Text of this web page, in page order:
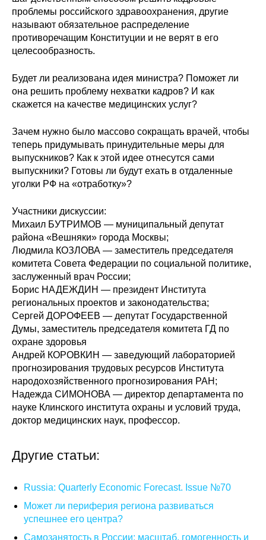
О совете
Квартальный прогноз
Оценка индекса промышленного
производства
Российская Система Климатического
Центр «Климатическая политика и
экономика России»
Образование и карьера
Кафедра МФТИ
Кафедра МАДИ
Аспирантура
Об аспирантуре
Поступление
Диссертационный совет
О совете
проблемы российского здравоохранения, другие
называют обязательное распределение
противоречащим Конституции и не верят в его
целесообразность.
Будет ли реализована идея министра? Поможет ли
она решить проблему нехватки кадров? И как
скажется на качестве медицинских услуг?
Зачем нужно было массово сокращать врачей, чтобы
теперь придумывать принудительные меры для
выпускников? Как к этой идее отнесутся сами
выпускники? Готовы ли будут ехать в отдаленные
уголки РФ на «отработку»?
Участники дискуссии:
Михаил БУТРИМОВ — муниципальный депутат
района «Вешняки» города Москвы;
Людмила КОЗЛОВА — заместитель председателя
комитета Совета Федерации по социальной политике,
заслуженный врач России;
Борис НАДЕЖДИН — президент Института
региональных проектов и законодательства;
Сергей ДОРОФЕЕВ — депутат Государственной
Думы, заместитель председателя комитета ГД по
охране здоровья
Андрей КОРОВКИН — заведующий лабораторией
прогнозирования трудовых ресурсов Института
народохозяйственного прогнозирования РАН;
Надежда СИМОНОВА — директор департамента по
науке Клинского института охраны и условий труда,
доктор медицинских наук, профессор.
Другие статьи:
Russia: Quarterly Economic Forecast. Issue №70
Может ли периферия региона развиваться
успешнее его центра?
Самозанятость в России: масштаб, гомогенность и